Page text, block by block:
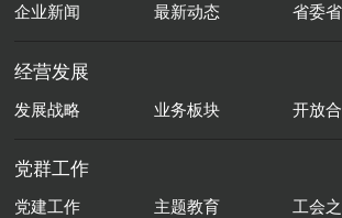
企业新闻 最新动态 省委
经营发展
发展战略 业务板块 开放
党群工作
党建工作 主题教育
工会